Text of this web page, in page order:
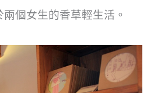
個女生的香草輕生活。